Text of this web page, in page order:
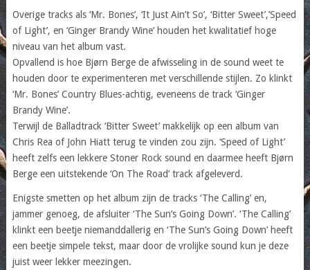
Overige tracks als ‘Mr. Bones’, ‘It Just Ain’t So’, ‘Bitter Sweet’,’Speed
of Light’, en ‘Ginger Brandy Wine’ houden het kwalitatief hoge
niveau van het album vast.
Opvallend is hoe Bjørn Berge de afwisseling in de sound weet te
houden door te experimenteren met verschillende stijlen. Zo klinkt
‘Mr. Bones’ Country Blues-achtig, eveneens de track ‘Ginger
Brandy Wine’.
Terwijl de Balladtrack ‘Bitter Sweet’ makkelijk op een album van
Chris Rea of John Hiatt terug te vinden zou zijn. ‘Speed of Light’
heeft zelfs een lekkere Stoner Rock sound en daarmee heeft Bjørn
Berge een uitstekende ‘On The Road’ track afgeleverd.
Enigste smetten op het album zijn de tracks ‘The Calling’ en,
jammer genoeg, de afsluiter ‘The Sun’s Going Down’. ‘The Calling’
klinkt een beetje niemanddallerig en ‘The Sun’s Going Down’ heeft
een beetje simpele tekst, maar door de vrolijke sound kun je deze
juist weer lekker meezingen.